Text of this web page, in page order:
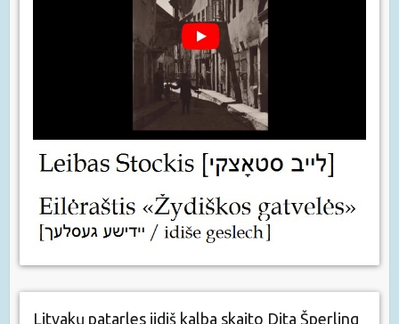
Litvakų patarles jidiš kalba skaito Dita Šperling